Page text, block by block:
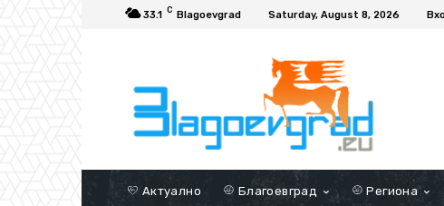
33.1 C Blagoevgrad Saturday, August 8, 2026
Актуално Благоевград Региона